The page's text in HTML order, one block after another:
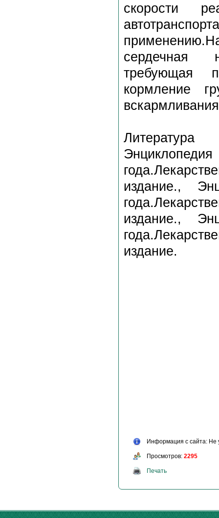
скорости
сердечная
требующая
кормление
Литература
издание.,
издание.,
издание.
Информация с сайта: Не
Просмотров: 2295
Печать